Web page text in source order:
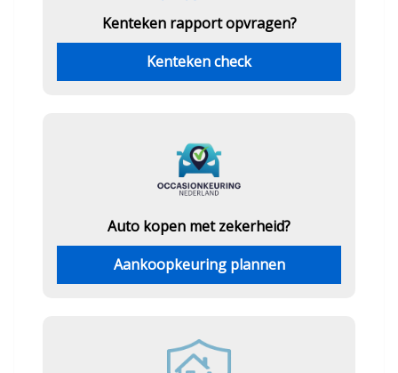
Kenteken rapport opvragen?
Kenteken check
Auto kopen met zekerheid?
Aankoopkeuring plannen